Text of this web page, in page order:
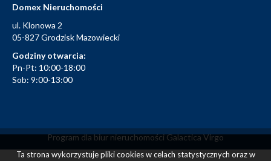
Domex Nieruchomości
ul. Klonowa 2
05-827 Grodzisk Mazowiecki
Godziny otwarcia:
Pn-Pt: 10:00-18:00
Sob: 9:00-13:00
Program dla biur nieruchomościGalactica Virgo
Ta strona wykorzystuje pliki cookies w celach statystycznych oraz w